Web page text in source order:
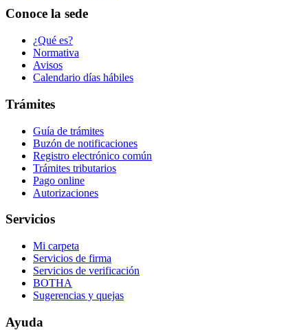
Conoce la sede
¿Qué es?
Normativa
Avisos
Calendario días hábiles
Trámites
Guía de trámites
Buzón de notificaciones
Registro electrónico común
Trámites tributarios
Pago online
Autorizaciones
Servicios
Mi carpeta
Servicios de firma
Servicios de verificación
BOTHA
Sugerencias y quejas
Ayuda